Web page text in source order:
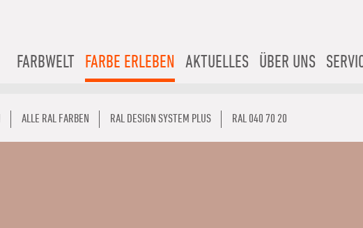
FARBWELT FARBE ERLEBEN AKTUELLES ÜBER UNS
ALLE RAL FARBEN RAL DESIGN SYSTEM PLUS RAL 040 70 20